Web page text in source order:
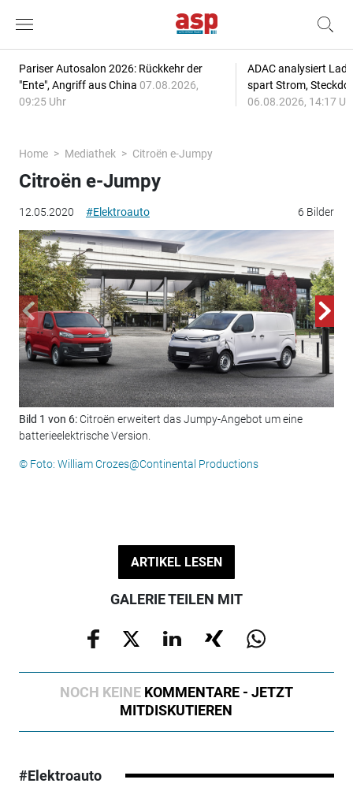
Pariser Autosalon 2026: Rückkehr der
"Ente", Angriff aus China 07.08.2026,
09:25 Uhr
ADAC analysiert
spart Strom,
06.08.2026, 14:17
Home Mediathek Citroën e-Jumpy
12.05.2020 #Elektroauto 6 Bilder
Citroën e-Jumpy
Bild 1 von 6: Citroën erweitert das Jumpy-Angebot um eine
batterieelektrische Version.
© Foto: William Crozes@Continental Productions
ARTIKEL LESEN
GALERIE TEILEN MIT
NOCH KEINE KOMMENTARE - JETZT
MITDISKUTIEREN
#Elektroauto